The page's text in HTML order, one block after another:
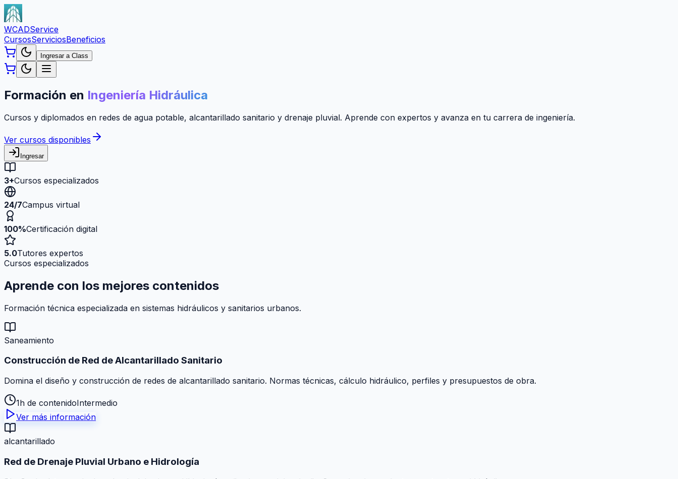
WCADService
CursosServiciosBeneficios
Ingresar a Class
Formación en Ingeniería Hidráulica
Cursos y diplomados en redes de agua potable, alcantarillado sanitario y drenaje pluvial. Aprende con expertos y avanza en tu carrera de ingeniería.
Ver cursos disponibles
Ingresar
3+Cursos especializados
24/7Campus virtual
100%Certificación digital
5.0Tutores expertos
Cursos especializados
Aprende con los mejores contenidos
Formación técnica especializada en sistemas hidráulicos y sanitarios urbanos.
Saneamiento
Construcción de Red de Alcantarillado Sanitario
Domina el diseño y construcción de redes de alcantarillado sanitario. Normas técnicas, cálculo hidráulico, perfiles y presupuestos de obra.
1h de contenidoIntermedio
Ver más información
alcantarillado
Red de Drenaje Pluvial Urbano e Hidrología